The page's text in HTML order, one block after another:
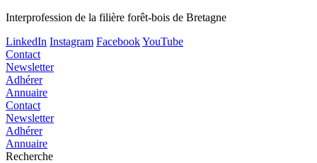
Interprofession de la filière forêt-bois de Bretagne
LinkedIn Instagram FacebookYouTube
Contact
Newsletter
Adhérer
Annuaire
Contact
Newsletter
Adhérer
Annuaire
Recherche